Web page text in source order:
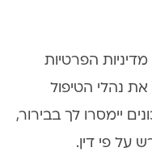
הפרטיות
נהלי הטיפול
יימסרו לך בבירור,
על פי דין.